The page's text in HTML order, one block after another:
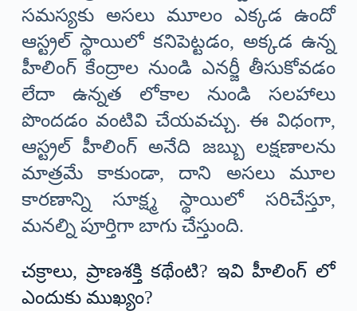
సమస్యకు అసలు మూలం ఎక్కడ ఉందో
ఆస్ట్రల్ స్థాయిలో కనిపెట్టడం, అక్కడ ఉన్న
హీలింగ్ కేంద్రాల నుండి ఎనర్జీ తీసుకోవడం
లేదా ఉన్నత లోకాల నుండి సలహాలు
పొందడం వంటివి చేయవచ్చు. ఈ విధంగా,
ఆస్ట్రల్ హీలింగ్ అనేది జబ్బు లక్షణాలను
మాత్రమే కాకుండా, దాని అసలు మూల
కారణాన్ని సూక్ష్మ స్థాయిలో సరిచేస్తూ,
మనల్ని పూర్తిగా బాగు చేస్తుంది.
చక్రాలు, ప్రాణశక్తి కథేంటి? ఇవి హీలింగ్ లో
ఎందుకు ముఖ్యం?